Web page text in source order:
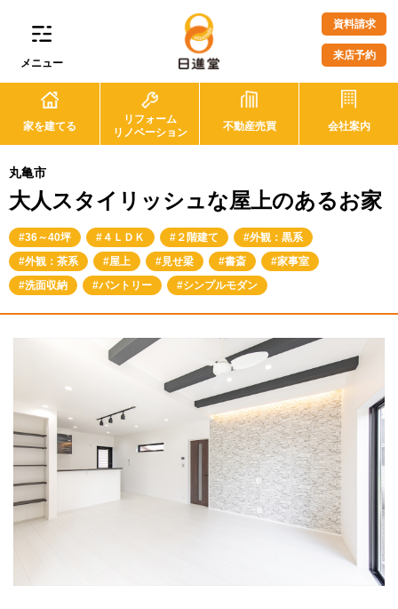
メニュー
資料請求
来店予約
家を建てる
リフォーム
リノベーション
不動産売買 会社案内
丸亀市
大人スタイリッシュな屋上のあるお家
36～40坪 ４ＬＤＫ ２階建て
外観：黒系
外観：茶系
屋上 見せ梁 書斎
家事室
洗面収納
パントリー シンプルモダン